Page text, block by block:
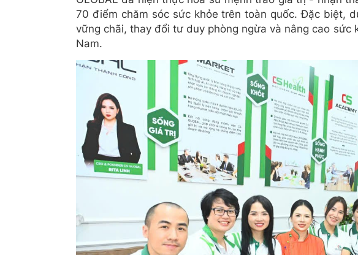
70 điểm chăm sóc sức khỏe trên toàn quốc. Đặc biệt,
vững chãi, thay đổi tư duy phòng ngừa và nâng cao
Nam.